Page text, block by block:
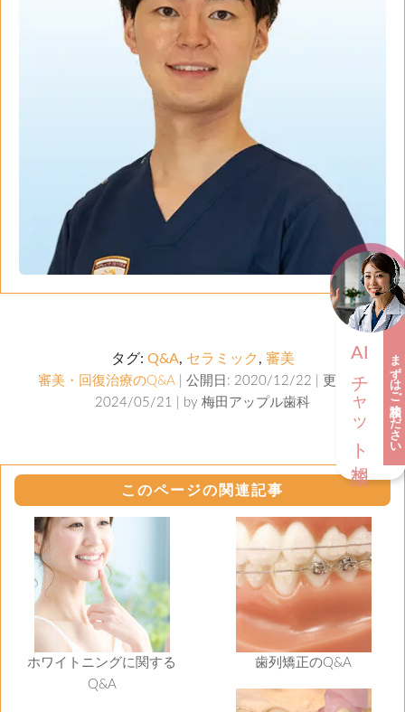
タグ: Q&A, セラミック , 審美
審美・回復治療のQ&A | 公開日: 2020/12/22 | 更新日:
2024/05/21 | by 梅田アップル歯科
このページの関連記事
ホワイトニングに関する
Q&A
歯列矯正のQ&A
AI
チャット相談 まずはご相談ください